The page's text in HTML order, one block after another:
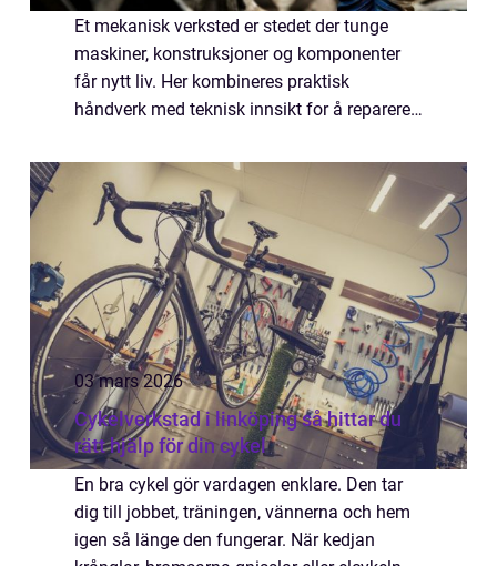
Et mekanisk verksted er stedet der tunge
maskiner, konstruksjoner og komponenter
får nytt liv. Her kombineres praktisk
håndverk med teknisk innsikt for å reparere,
næringslivet i gang. Uten denne typen
verksteder s...
03 mars 2026
Cykelverkstad i linköping så hittar du
rätt hjälp för din cykel
En bra cykel gör vardagen enklare. Den tar
dig till jobbet, träningen, vännerna och hem
igen så länge den fungerar. När kedjan